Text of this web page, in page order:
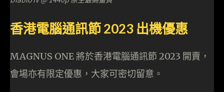
香港電腦通訊節 2023 出機優惠
MAGNUS ONE 將於香港電腦通訊節 2023 開賣，
會場亦有限定優惠，大家可密切留意。